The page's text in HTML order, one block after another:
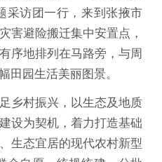
采访团一行，来到张掖市
害避险搬迁集中安置点，
序地排列在马路旁，与周
田园生活美丽图景。
乡村振兴，以生态及地质
设为契机，着力打造基础
生态宜居的现代农村新型